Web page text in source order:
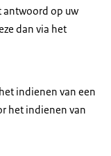
antwoord op uw
dan via het
indienen van een
het indienen van